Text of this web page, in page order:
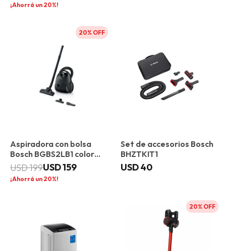
20
20
Aspiradora con bolsa
Bosch BGBS2LB1 color
negro
USD159
USD199
20
Set de accesorios Bosch
BHZTKIT1
USD40
20